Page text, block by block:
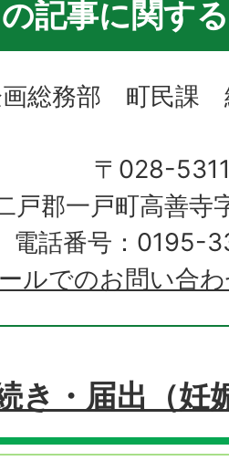
記事に関す
総務部 町民課
〒028-
戸郡一戸町高善寺
電話番号：0195-
ルでのお問い合
き・届出（妊